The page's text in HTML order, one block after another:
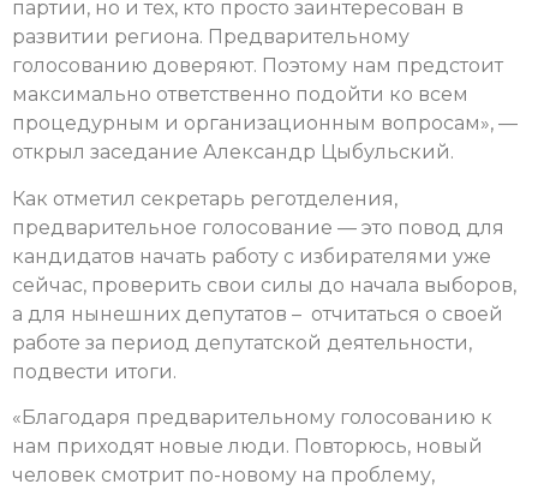
партии, но и тех, кто просто заинтересован в
развитии региона. Предварительному
голосованию доверяют. Поэтому нам предстоит
максимально ответственно подойти ко всем
процедурным и организационным вопросам», —
открыл заседание Александр Цыбульский.
Как отметил секретарь реготделения,
предварительное голосование — это повод для
кандидатов начать работу с избирателями уже
сейчас, проверить свои силы до начала выборов,
а для нынешних депутатов – отчитаться о своей
работе за период депутатской деятельности,
подвести итоги.
«Благодаря предварительному голосованию к
нам приходят новые люди. Повторюсь, новый
человек смотрит по-новому на проблему,